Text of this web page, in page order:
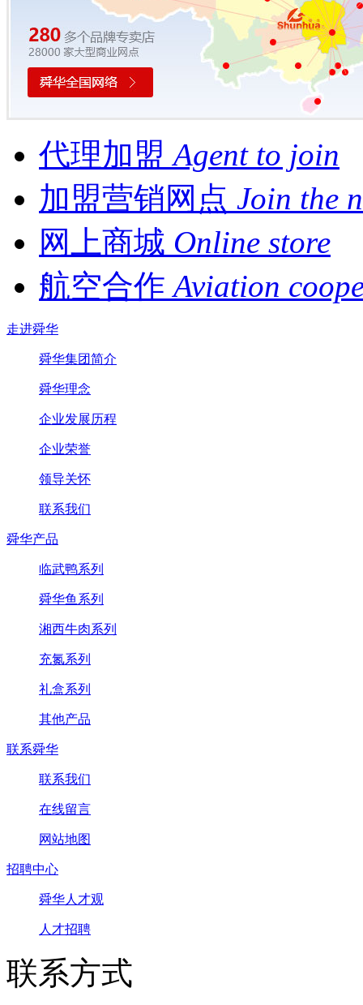
代理加盟 Agent to join
加盟营销网点 Join the
网上商城 Online store
航空合作 Aviation
走进舜华
舜华集团简介
舜华理念
企业发展历程
企业荣誉
领导关怀
联系我们
舜华产品
临武鸭系列
舜华鱼系列
湘西牛肉系列
充氮系列
礼盒系列
其他产品
联系舜华
联系我们
在线留言
网站地图
招聘中心
舜华人才观
人才招聘
联系方式